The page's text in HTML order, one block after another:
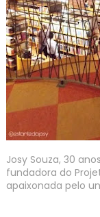
Josy Souza, 30
fundadora do
apaixonada pelo